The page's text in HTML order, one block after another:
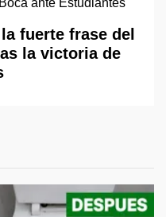
fuerte frase del
la victoria de